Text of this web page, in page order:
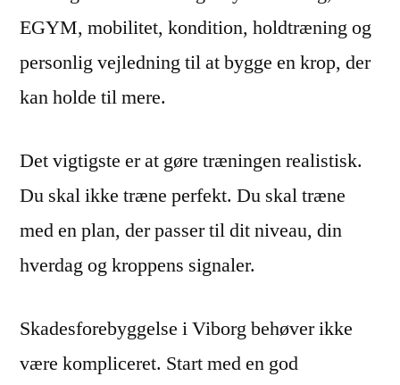
EGYM, mobilitet, kondition, holdtræning og
personlig vejledning til at bygge en krop, der
kan holde til mere.
Det vigtigste er at gøre træningen realistisk.
Du skal ikke træne perfekt. Du skal træne
med en plan, der passer til dit niveau, din
hverdag og kroppens signaler.
Skadesforebyggelse i Viborg behøver ikke
være kompliceret. Start med en god